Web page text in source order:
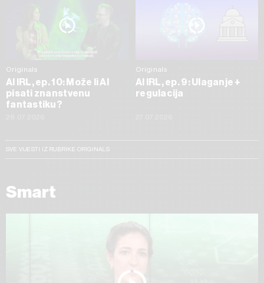
Originals
AI IRL, ep. 10: Može li AI
pisati znanstvenu
fantastiku?
Originals
AI IRL, ep. 9: Ulaganje +
regulacija
SVE VIJESTI IZ RUBRIKE ORIGINALS
Smart